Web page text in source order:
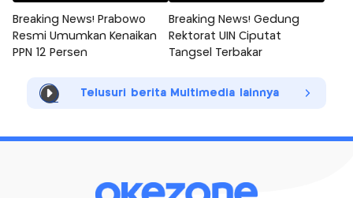
Breaking News! Prabowo
Resmi Umumkan Kenaikan
PPN 12 Persen
Breaking News! Gedung
Rektorat UIN Ciputat
Tangsel Terbakar
Telusuri berita Multimedia lainnya